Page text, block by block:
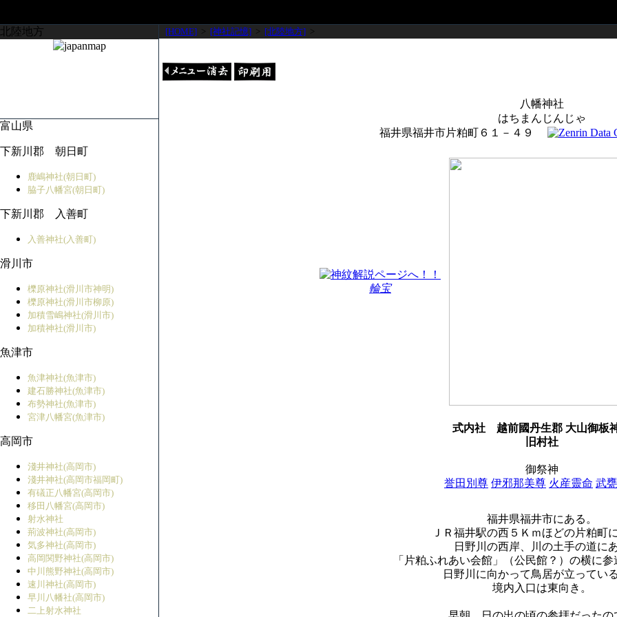
[HOME] [神社記憶] [北陸地方]
八幡神社
はちまんじんじゃ
福井県福井市片粕町６１－４９
輪宝
式内社
越前國丹生郡 大山御板
旧村社
御祭神
誉田別尊 伊邪那美尊 火産靈命 武
福井県福井市にある。
ＪＲ福井駅の西５Ｋｍほどの片粕町
日野川の西岸、川の土手の道に
「片粕ふれあい会館」（公民館？）の横に
日野川に向かって鳥居が立ってい
境内入口は東向き。
北陸地方
富山県
下新川郡 朝日町
鹿嶋神社(朝日町)
脇子八幡宮(朝日町)
下新川郡 入善町
入善神社(入善町)
滑川市
櫟原神社(滑川市神明)
櫟原神社(滑川市柳原)
加積雪嶋神社(滑川市)
加積神社(滑川市)
魚津市
魚津神社(魚津市)
建石勝神社(魚津市)
布勢神社(魚津市)
宮津八幡宮(魚津市)
高岡市
淺井神社(高岡市)
淺井神社(高岡市福岡町)
有礒正八幡宮(高岡市)
移田八幡宮(高岡市)
射水神社
荊波神社(高岡市)
気多神社(高岡市)
高岡関野神社(高岡市)
中川熊野神社(高岡市)
速川神社(高岡市)
早川八幡社(高岡市)
二上射水神社